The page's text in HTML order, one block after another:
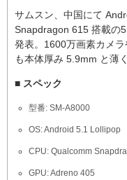
サムスン、中国にて
Snapdragon 615 搭載の
発表。1600万画素カメ
も本体厚み 5.9mm と薄
■ スペック
型番: SM-A8000
OS: Android 5.1 Lollipop
CPU: Qualcomm
GPU: Adreno 405